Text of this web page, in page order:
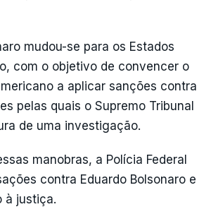
mudou-se para os Estados
com o objetivo de convencer o
a aplicar sanções contra
pelas quais o Supremo Tribunal
de uma investigação.
manobras, a Polícia Federal
contra Eduardo Bolsonaro e
à justiça.